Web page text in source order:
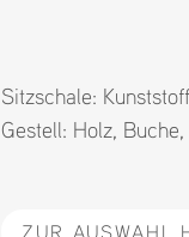
Sitzschale: Kunststoff
Gestell: Holz Buche